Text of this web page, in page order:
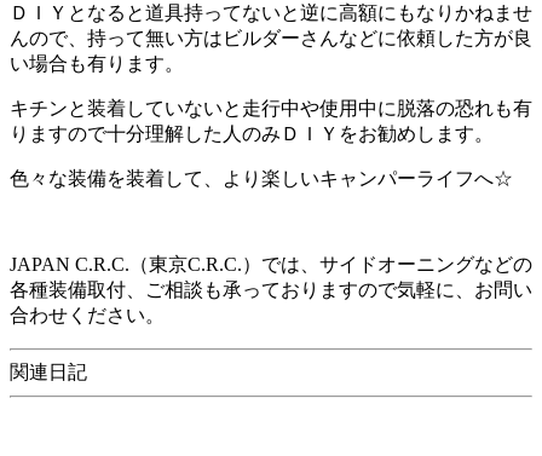
ＤＩＹとなると道具持ってないと逆に高額にもなりかねませ
んので、持って無い方はビルダーさんなどに依頼した方が良
い場合も有ります。
キチンと装着していないと走行中や使用中に脱落の恐れも有
りますので十分理解した人のみＤＩＹをお勧めします。
色々な装備を装着して、より楽しいキャンパーライフへ☆
JAPAN C.R.C.（東京C.R.C.）では、サイドオーニングなどの
各種装備取付、ご相談も承っておりますので気軽に、お問い
合わせください。
関連日記